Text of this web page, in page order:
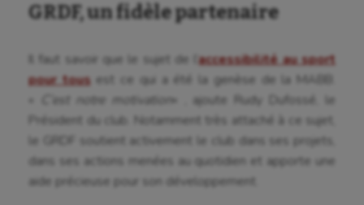
Aéronautique
GRDF, un fidèle partenaire
Il faut savoir que le sujet de l’accessibilité au sport
pour tousest ce qui a été la genèse de la MABB.
C’est notre motivation« , ajoute Rudy Dufossé, le
Président du club. Notamment très attaché à ce sujet,
le GRDF soutient activement le club dans ses projets,
dans ses actions menées au quotidien et apporte une
aide précieuse pour son développement.